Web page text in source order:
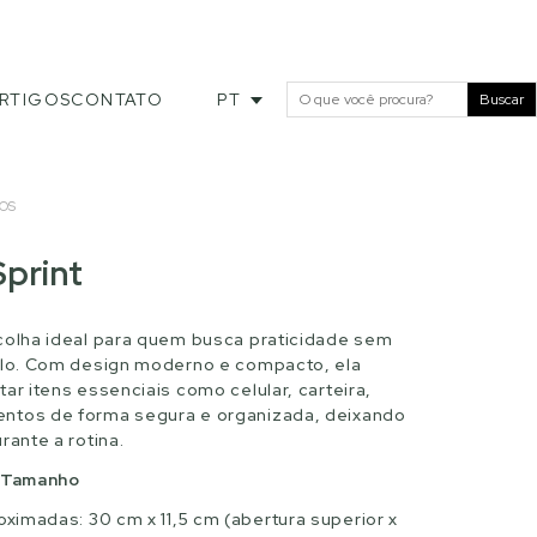
CONTATO PT Buscar
ideal para quem busca praticidade sem
Com design moderno e compacto, ela
itens essenciais como celular, carteira,
de forma segura e organizada, deixando
a rotina.
30 cm x 11,5 cm (abertura superior x